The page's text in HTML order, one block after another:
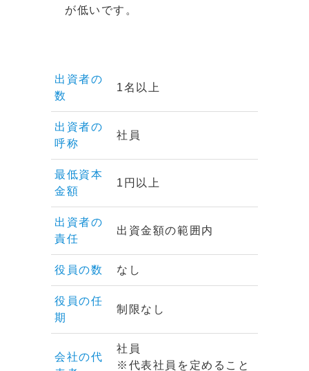
が低いです。
出資者の
数
1名以上
出資者の
呼称
社員
最低資本
金額
1円以上
出資者の
責任
出資金額の範囲内
役員の数 なし
役員の任
期
制限なし
会社の代
社員
※代表社員を定めること